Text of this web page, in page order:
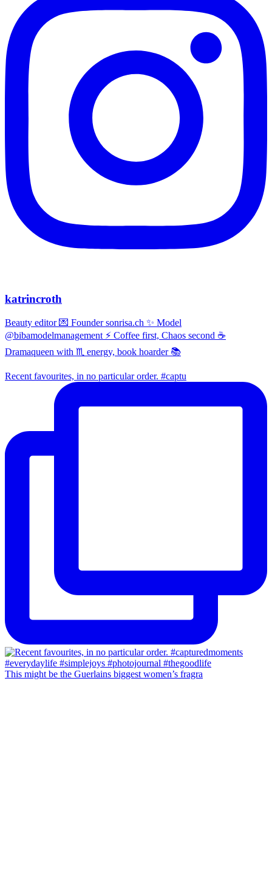
katrincroth
Beauty editor 💌 Founder sonrisa.ch ✨ Model
@bibamodelmanagement ⚡ Coffee first, Chaos second ☕
Dramaqueen with ♏ energy, book hoarder 📚
Recent favourites, in no particular order. #captu
This might be the Guerlains biggest women’s fragra